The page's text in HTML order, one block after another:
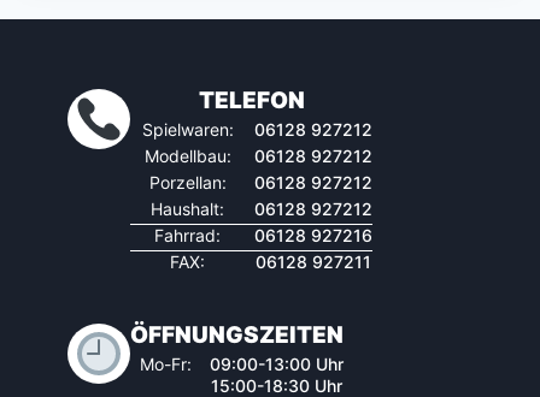
TELEFON
Spielwaren:
06128 927212
Modellbau:
06128 927212
Porzellan:
06128 927212
Haushalt:
06128 927212
Fahrrad:
06128 927216
FAX:
06128 927211
ÖFFNUNGSZEITEN
Mo-Fr:
09:00-13:00 Uhr
15:00-18:30 Uhr